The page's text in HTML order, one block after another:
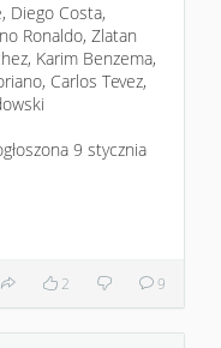
Diego Costa,
Ronaldo, Zlatan
Karim Benzema,
Carlos Tevez,
9 stycznia
2 9